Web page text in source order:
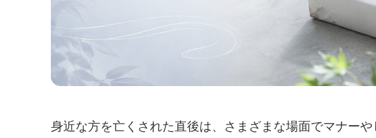
身近な方を亡くされた直後は、さまざまな場面でマナー